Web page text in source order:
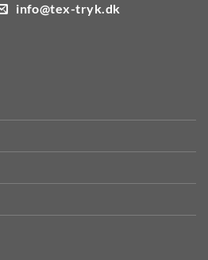
info@tex-tryk.dk